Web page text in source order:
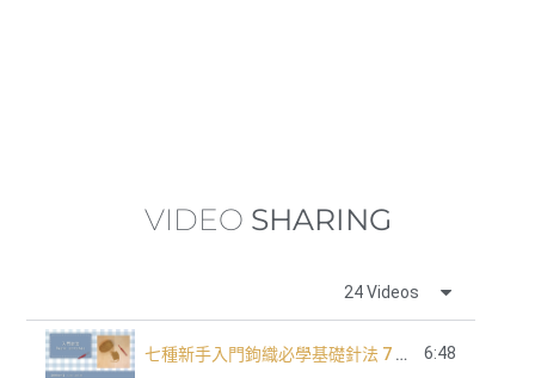
VIDEO SHARING
24 Videos
七種新手入門鉤織必學基礎針法 7 basic crochet stitch for beginners 6:48